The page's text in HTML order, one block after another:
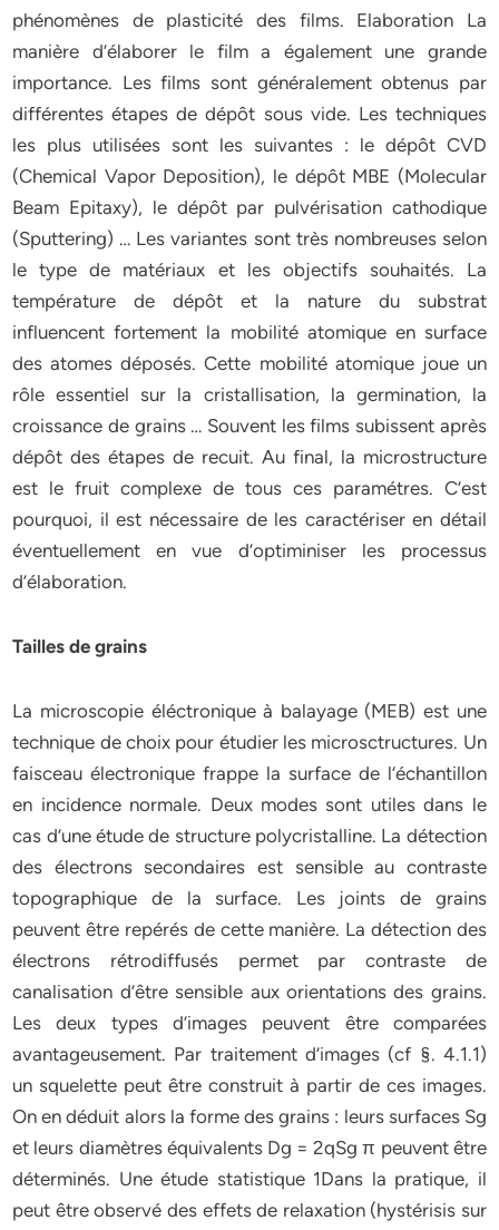
phénomènes de plasticité des films. Elaboration La
manière d’élaborer le film a également une grande
importance. Les films sont généralement obtenus par
différentes étapes de dépôt sous vide. Les techniques
les plus utilisées sont les suivantes : le dépôt CVD
(Chemical Vapor Deposition), le dépôt MBE (Molecular
Beam Epitaxy), le dépôt par pulvérisation cathodique
(Sputtering) … Les variantes sont très nombreuses selon
le type de matériaux et les objectifs souhaités. La
température de dépôt et la nature du substrat
influencent fortement la mobilité atomique en surface
des atomes déposés. Cette mobilité atomique joue un
rôle essentiel sur la cristallisation, la germination, la
croissance de grains … Souvent les films subissent après
dépôt des étapes de recuit. Au final, la microstructure
est le fruit complexe de tous ces paramétres. C’est
pourquoi, il est nécessaire de les caractériser en détail
éventuellement en vue d’optiminiser les processus
d’élaboration.
Tailles de grains
La microscopie éléctronique à balayage (MEB) est une
technique de choix pour étudier les microsctructures. Un
faisceau électronique frappe la surface de l’échantillon
en incidence normale. Deux modes sont utiles dans le
cas d’une étude de structure polycristalline. La détection
des électrons secondaires est sensible au contraste
topographique de la surface. Les joints de grains
peuvent être repérés de cette manière. La détection des
électrons rétrodiffusés permet par contraste de
canalisation d’être sensible aux orientations des grains.
Les deux types d’images peuvent être comparées
avantageusement. Par traitement d’images (cf §. 4.1.1)
un squelette peut être construit à partir de ces images.
On en déduit alors la forme des grains : leurs surfaces Sg
et leurs diamètres équivalents Dg = 2qSg π peuvent être
déterminés. Une étude statistique 1Dans la pratique, il
peut être observé des effets de relaxation (hystérisis sur